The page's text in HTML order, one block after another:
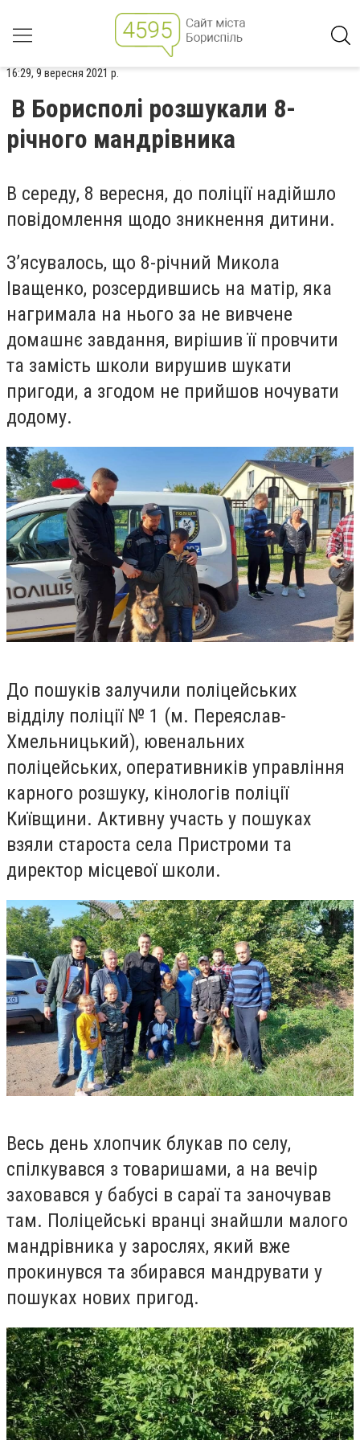
16:29, 9 вересня 2021 р.
В Борисполі розшукали 8-
річного мандрівника
В середу, 8 вересня, до поліції надійшло
повідомлення щодо зникнення дитини.
З’ясувалось, що 8-річний Микола
Іващенко, розсердившись на матір, яка
нагримала на нього за не вивчене
домашнє завдання, вирішив її провчити
та замість школи вирушив шукати
пригоди, а згодом не прийшов ночувати
додому.
До пошуків залучили поліцейських
відділу поліції № 1 (м. Переяслав-
Хмельницький), ювенальних
поліцейських, оперативників управління
карного розшуку, кінологів поліції
Київщини. Активну участь у пошуках
взяли староста села Пристроми та
директор місцевої школи.
Весь день хлопчик блукав по селу,
спілкувався з товаришами, а на вечір
заховався у бабусі в сараї та заночував
там. Поліцейські вранці знайшли малого
мандрівника у зарослях, який вже
прокинувся та збирався мандрувати у
пошуках нових пригод.